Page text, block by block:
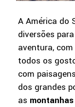
A América do
diversões
aventura,
todos os
com
dos grandes
as